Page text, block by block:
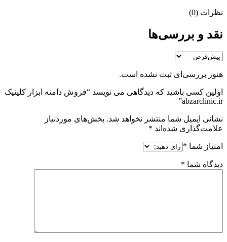
نظرات (0)
نقد و بررسی‌ها
هنوز بررسی‌ای ثبت نشده است.
اولین کسی باشید که دیدگاهی می نویسد “فروش دامنه ابزار کلینیک
abzarclinic.ir”
نشانی ایمیل شما منتشر نخواهد شد. بخش‌های موردنیاز
علامت‌گذاری شده‌اند *
امتیاز شما *
دیدگاه شما *